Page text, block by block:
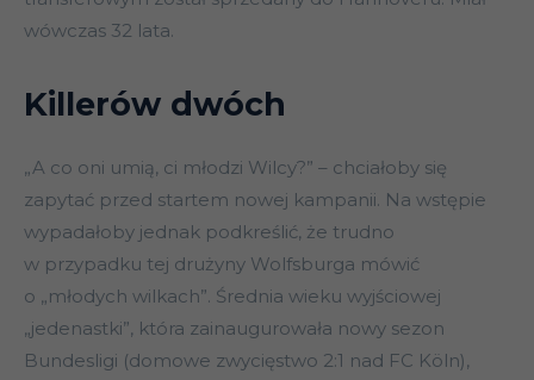
wówczas 32 lata.
Killerów dwóch
„A co oni umią, ci młodzi Wilcy?” – chciałoby się
zapytać przed startem nowej kampanii. Na wstępie
wypadałoby jednak podkreślić, że trudno
w przypadku tej drużyny Wolfsburga mówić
o „młodych wilkach”. Średnia wieku wyjściowej
„jedenastki”, która zainaugurowała nowy sezon
Bundesligi (domowe zwycięstwo 2:1 nad FC Köln),